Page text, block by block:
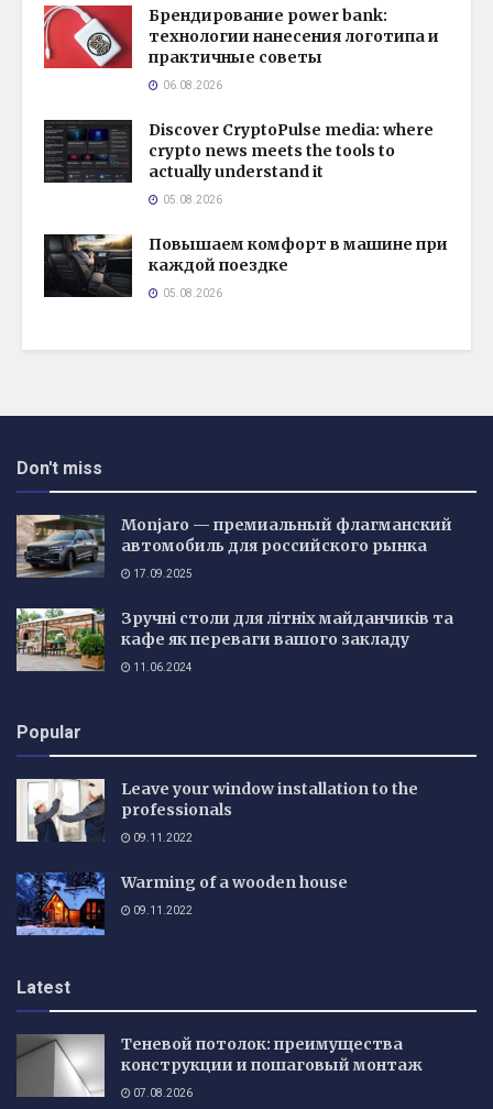
Брендирование power bank:
технологии нанесения логотипа и
практичные советы
06.08.2026
Discover CryptoPulse media: where
crypto news meets the tools to
actually understand it
05.08.2026
Повышаем комфорт в машине при
каждой поездке
05.08.2026
Don't miss
Monjaro — премиальный флагманский
автомобиль для российского рынка
17.09.2025
Зручні столи для літніх майданчиків та
кафе як переваги вашого закладу
11.06.2024
Popular
Leave your window installation to the
professionals
09.11.2022
Warming of a wooden house
09.11.2022
Latest
Теневой потолок: преимущества
конструкции и пошаговый монтаж
07.08.2026